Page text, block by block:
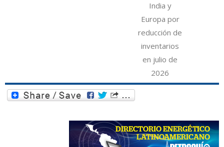
India y
Europa por
reducción de
inventarios
en julio de
2026